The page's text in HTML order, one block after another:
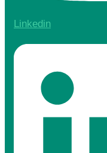
Linkedin